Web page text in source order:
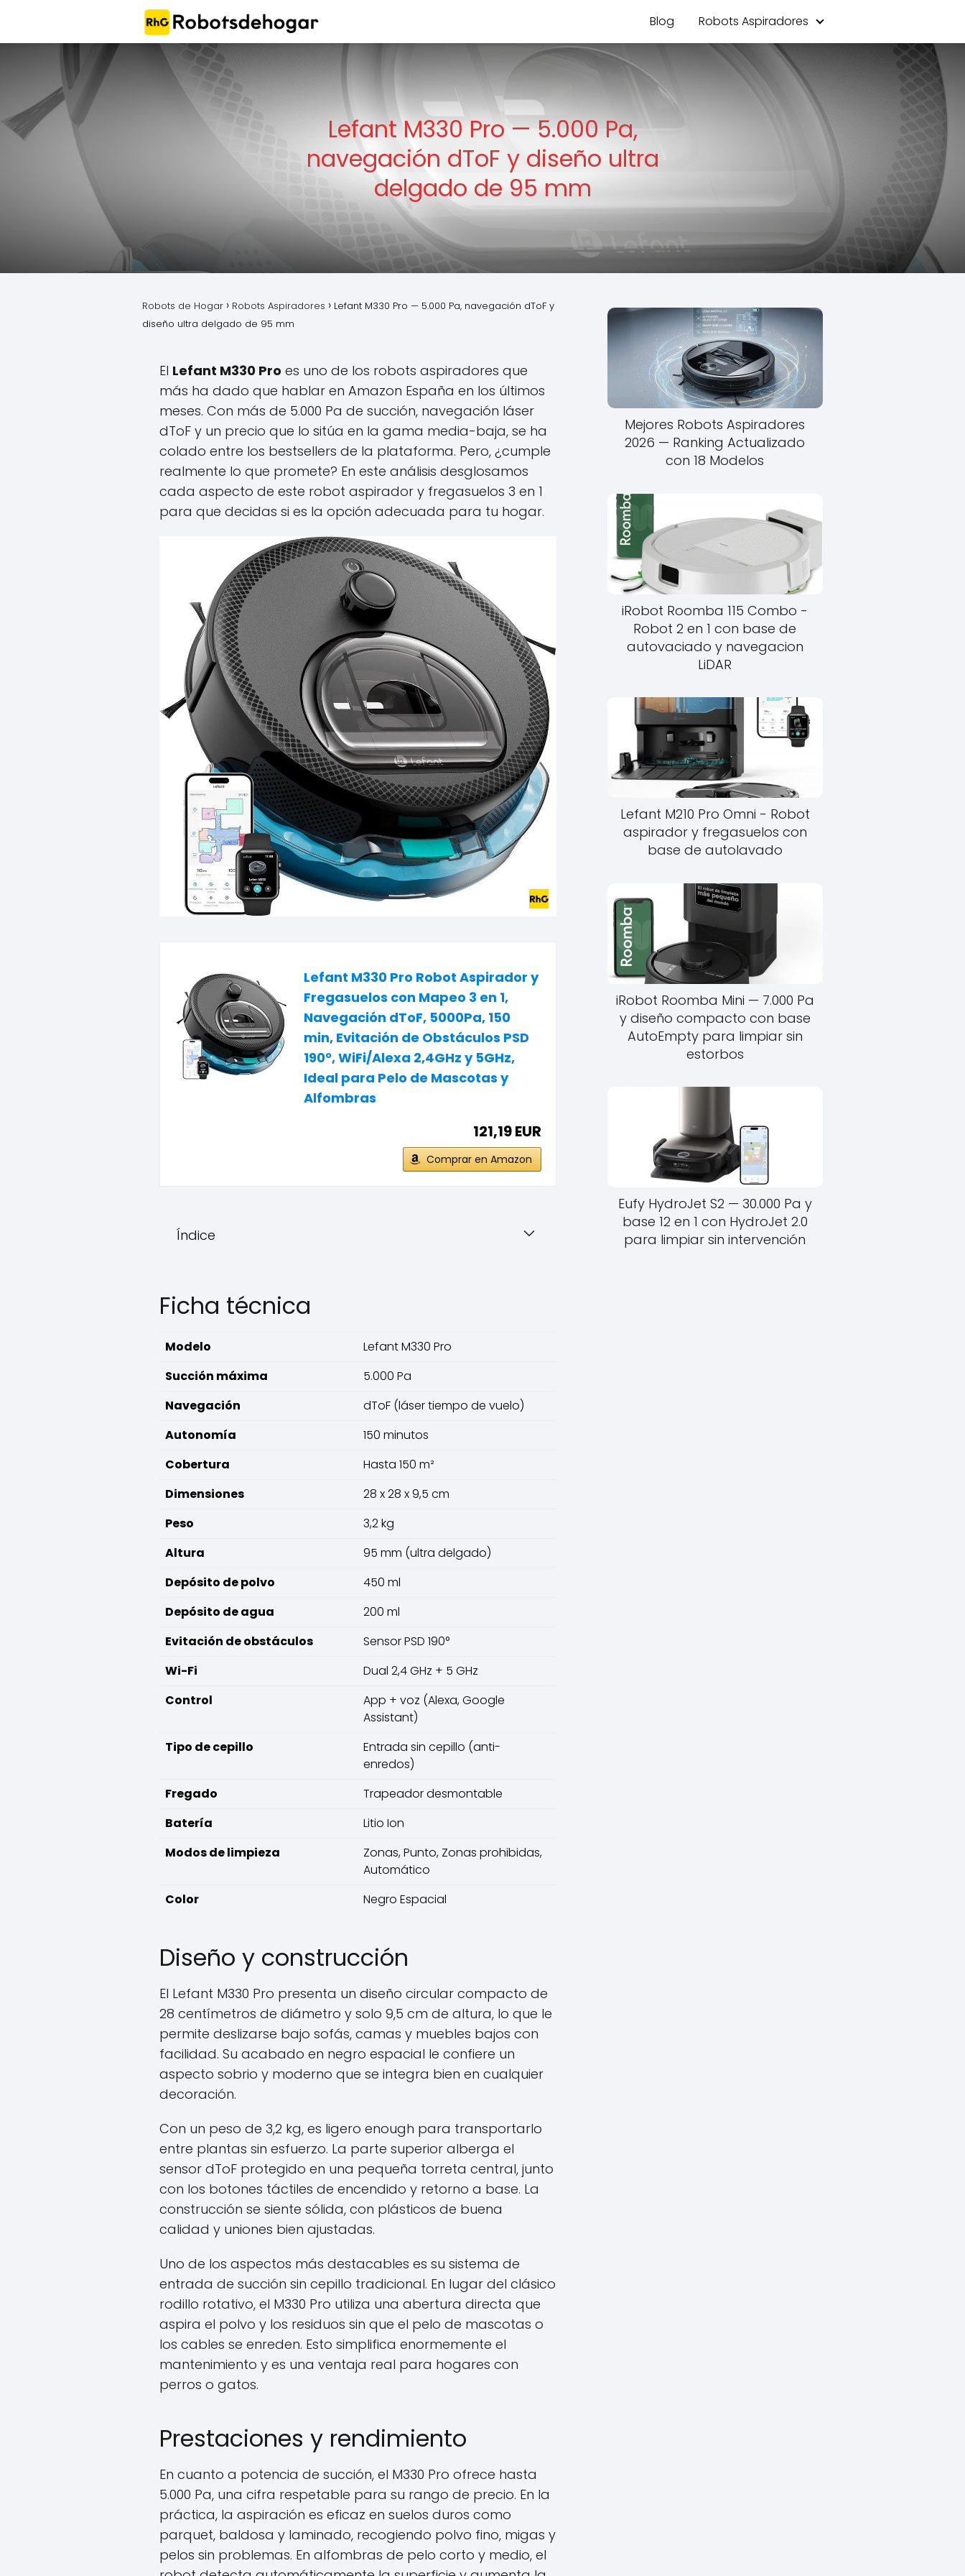
Blog Robots Aspiradores
Lefant M330 Pro — 5.000 Pa,
navegación dToF y diseño ultra
delgado de 95 mm
Robots de Hogar Robots Aspiradores
Lefant M330 Pro — 5.000 Pa, navegación dToF y
diseño ultra delgado de 95 mm
El Lefant M330 Pro es uno de los robots aspiradores que
más ha dado que hablar en Amazon España en los últimos
meses. Con más de 5.000 Pa de succión, navegación láser
dToF y un precio que lo sitúa en la gama media-baja, se ha
colado entre los bestsellers de la plataforma. Pero, ¿cumple
realmente lo que promete? En este análisis desglosamos
cada aspecto de este robot aspirador y fregasuelos 3 en 1
para que decidas si es la opción adecuada para tu hogar.
Lefant M330 Pro Robot Aspirador y
Fregasuelos con Mapeo 3 en 1,
Navegación dToF, 5000Pa, 150
min, Evitación de Obstáculos PSD
190°, WiFi/Alexa 2,4GHz y 5GHz,
Ideal para Pelo de Mascotas y
Alfombras
121,19 EUR
Comprar en Amazon
Índice
Ficha técnica
Modelo
Lefant M330 Pro
Succión máxima
5.000 Pa
Navegación
dToF (láser tiempo de vuelo)
Autonomía
150 minutos
Cobertura
Hasta 150 m²
Dimensiones
28 x 28 x 9,5 cm
Peso
3,2 kg
Altura
95 mm (ultra delgado)
Depósito de polvo
450 ml
Depósito de agua
200 ml
Evitación de obstáculos
Sensor PSD 190°
Wi-Fi
Dual 2,4 GHz + 5 GHz
Control
App + voz (Alexa, Google
Assistant)
Tipo de cepillo
Entrada sin cepillo (anti-
enredos)
Fregado
Trapeador desmontable
Batería
Litio Ion
Modos de limpieza
Zonas, Punto, Zonas prohibidas,
Automático
Color
Negro Espacial
Diseño y construcción
El Lefant M330 Pro presenta un diseño circular compacto de
28 centímetros de diámetro y solo 9,5 cm de altura, lo que le
permite deslizarse bajo sofás, camas y muebles bajos con
facilidad. Su acabado en negro espacial le confiere un
aspecto sobrio y moderno que se integra bien en cualquier
decoración.
Con un peso de 3,2 kg, es ligero enough para transportarlo
entre plantas sin esfuerzo. La parte superior alberga el
sensor dToF protegido en una pequeña torreta central, junto
con los botones táctiles de encendido y retorno a base. La
construcción se siente sólida, con plásticos de buena
calidad y uniones bien ajustadas.
Uno de los aspectos más destacables es su sistema de
entrada de succión sin cepillo tradicional. En lugar del clásico
rodillo rotativo, el M330 Pro utiliza una abertura directa que
aspira el polvo y los residuos sin que el pelo de mascotas o
los cables se enreden. Esto simplifica enormemente el
mantenimiento y es una ventaja real para hogares con
perros o gatos.
Prestaciones y rendimiento
En cuanto a potencia de succión, el M330 Pro ofrece hasta
5.000 Pa, una cifra respetable para su rango de precio. En la
práctica, la aspiración es eficaz en suelos duros como
parquet, baldosa y laminado, recogiendo polvo fino, migas y
pelos sin problemas. En alfombras de pelo corto y medio, el
Mejores Robots Aspiradores
2026 — Ranking Actualizado
con 18 Modelos
iRobot Roomba 115 Combo -
Robot 2 en 1 con base de
autovaciado y navegacion
LiDAR
Lefant M210 Pro Omni - Robot
aspirador y fregasuelos con
base de autolavado
iRobot Roomba Mini — 7.000 Pa
y diseño compacto con base
AutoEmpty para limpiar sin
estorbos
Eufy HydroJet S2 — 30.000 Pa y
base 12 en 1 con HydroJet 2.0
para limpiar sin intervención